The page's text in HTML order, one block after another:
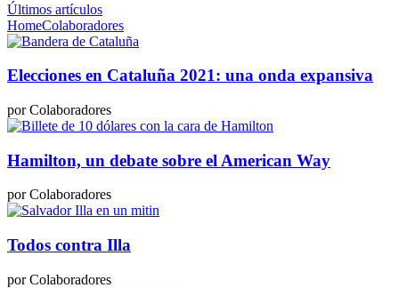
Últimos artículos
HomeColaboradores
Elecciones en Cataluña 2021: una onda expansiva
por Colaboradores
Hamilton, un debate sobre el American Way
por Colaboradores
Todos contra Illa
por Colaboradores